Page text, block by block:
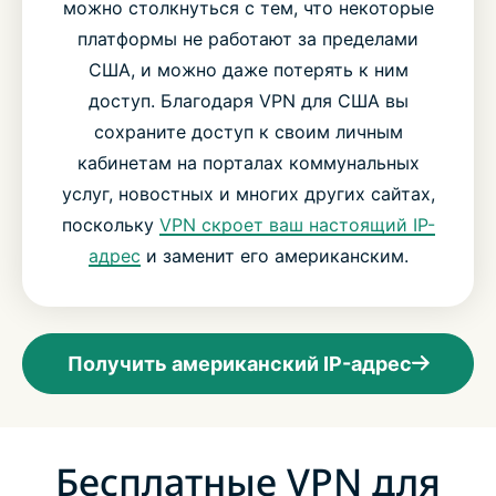
можно столкнуться с тем, что некоторые
платформы не работают за пределами
США, и можно даже потерять к ним
доступ. Благодаря VPN для США вы
сохраните доступ к своим личным
кабинетам на порталах коммунальных
услуг, новостных и многих других сайтах,
поскольку VPN скроет ваш настоящий IP-
адрес и заменит его американским.
Получить американский IP-адрес
Бесплатные VPN для